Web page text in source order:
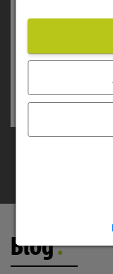
Michael
Beispiele
Zum
Blog